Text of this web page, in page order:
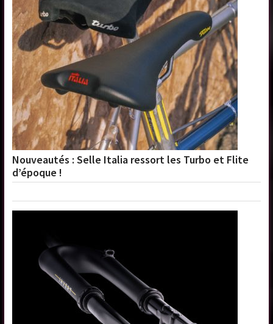
Nouveautés : Selle Italia ressort les Turbo et Flite
d’époque !